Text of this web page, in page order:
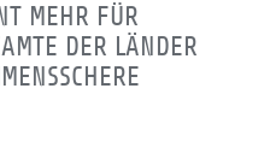
MEHR FÜR
DER LÄNDER